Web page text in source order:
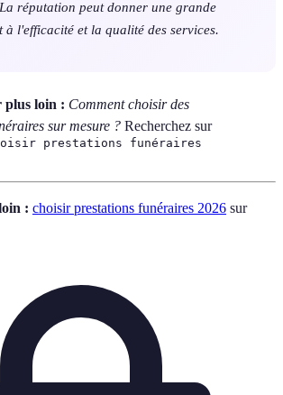
réputation peut donner une grande
à l'efficacité et la qualité des services.
plus loin : Comment choisir des
sur mesure ? Recherchez sur
prestations funéraires
: choisir prestations funéraires 2026 sur